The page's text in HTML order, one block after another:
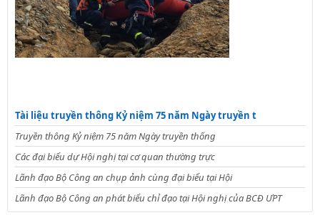
Tài liệu truyền thông Kỷ niệm 75 năm Ngày truyền t
Truyền thông Kỷ niệm 75 năm Ngày truyền thống
Các đại biểu dự Hội nghị tại cơ quan thường trực
Lãnh đạo Bộ Công an chụp ảnh cùng đại biểu tại Hội
Lãnh đạo Bộ Công an phát biểu chỉ đạo tại Hội nghị của BCĐ ƯPT